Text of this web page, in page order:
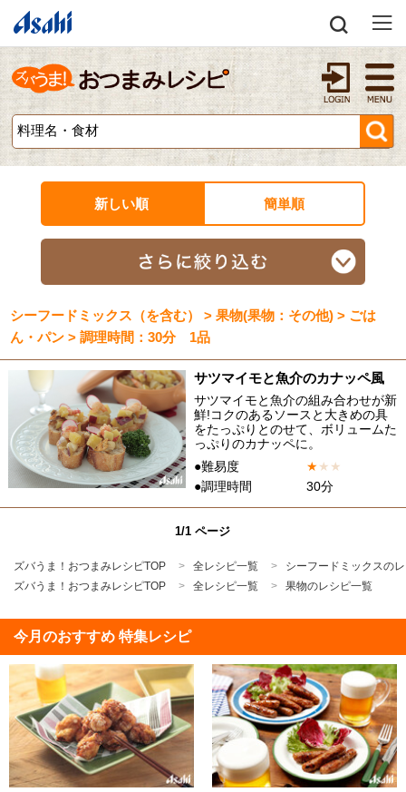
新しい順 簡単順
シーフードミックス（を含む） > 果物(果物：その他) > ごは
ん・パン > 調理時間：30分 1品
サツマイモと魚介のカナッペ風
サツマイモと魚介の組み合わせが新
鮮!コクのあるソースと大きめの具
をたっぷりとのせて、ボリュームた
っぷりのカナッペに。
●難易度
★★ ★
●調理時間
30分
1/1 ページ
ズバうま！おつまみレシピTOP 全レシピ一覧
シーフードミックスの
ズバうま！おつまみレシピTOP
全レシピ一覧 果物のレシピ一覧
今月のおすすめ 特集レシピ